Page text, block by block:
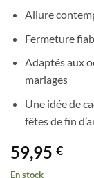
Allure
Fermeture
Adaptés aux
mariages
Une idée de
fêtes de fin
59,95 €
En stock